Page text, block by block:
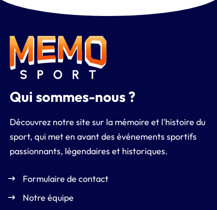
Qui sommes-nous ?
Découvrez notre site sur la mémoire et l'histoire du
sport, qui met en avant des événements sportifs
passionnants, légendaires et historiques.
Formulaire de contact
Notre équipe